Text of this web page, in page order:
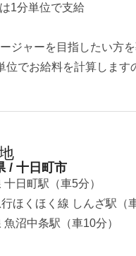
1分単位で支給
ジャーを目指したい方
位でお給料を計算します
/ 十日町市
十日町駅（車5分）
ほくほく線 しんざ駅（
魚沼中条駅（車10分）